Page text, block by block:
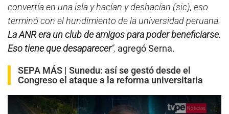
convertía en una isla y hacían y deshacían (sic), eso
terminó con el hundimiento de la universidad peruana.
La ANR era un club de amigos para poder beneficiarse.
Eso tiene que desaparecer”, agregó Serna.
SEPA MÁS | Sunedu: así se gestó desde el
Congreso el ataque a la reforma universitaria